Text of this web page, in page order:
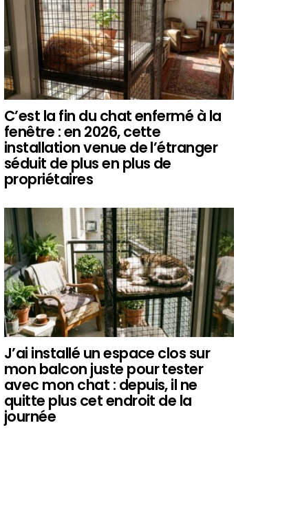
C’est la fin du chat enfermé à la
fenêtre : en 2026, cette
installation venue de l’étranger
séduit de plus en plus de
propriétaires
J’ai installé un espace clos sur
mon balcon juste pour tester
avec mon chat : depuis, il ne
quitte plus cet endroit de la
journée